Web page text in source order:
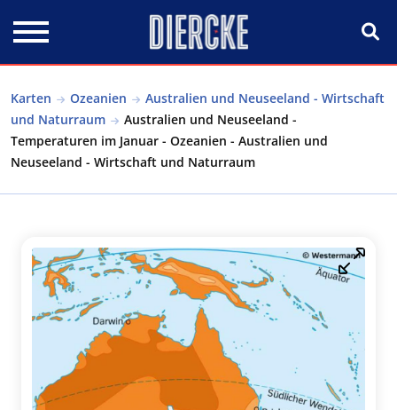
Karten Ozeanien
Australien und Neuseeland - Wirtschaft
und Naturraum
Australien und Neuseeland -
Temperaturen im Januar - Ozeanien - Australien und
Neuseeland - Wirtschaft und Naturraum